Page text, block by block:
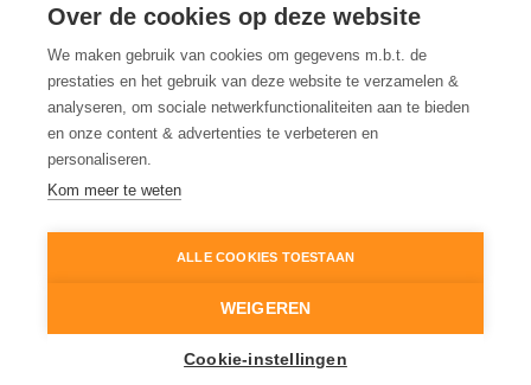
Garage Dhont bv
Dex nv Maatschappelijke zetel
051 26 01 01
Dex. Daarom.
Wettelijke informatie
Cookiebeleid
Cookie instellingen
Over de cookies op deze website
We maken gebruik van cookies om gegevens m.b.t. de
prestaties en het gebruik van deze website te verzamelen &
analyseren, om sociale netwerkfunctionaliteiten aan te bieden
en onze content & advertenties te verbeteren en
personaliseren.
Kom meer te weten
ALLE COOKIES TOESTAAN
WEIGEREN
Cookie-instellingen